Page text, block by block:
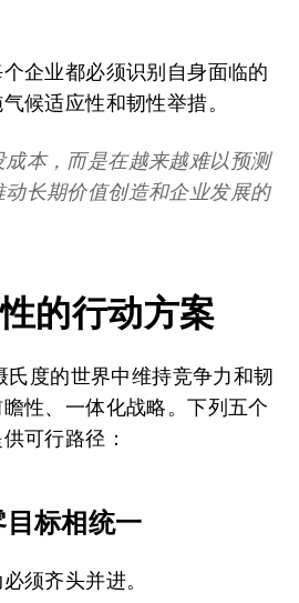
企业都必须识别自身面临的
候适应性和韧性举措。
本，而是在越来越难以预测
长期价值创造和企业发展的
的行动方案
氏度的世界中维持竞争力和韧
性、一体化战略。下列五个
可行路径：
目标相统一
须齐头并进。